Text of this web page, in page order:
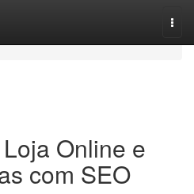
Online e
com SEO